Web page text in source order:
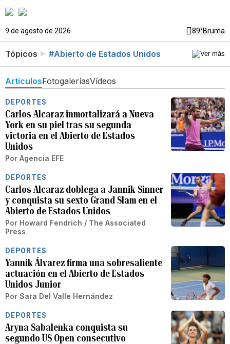
9 de agosto de 2026 89°Bruma
Tópicos #Abierto de Estados Unidos
ArtículosFotogaleríasVídeos
DEPORTES
Carlos Alcaraz inmortalizará a Nueva
York en su piel tras su segunda
victoria en el Abierto de Estados
Unidos
Por Agencia EFE
DEPORTES
Carlos Alcaraz doblega a Jannik Sinner
y conquista su sexto Grand Slam en el
Abierto de Estados Unidos
Por Howard Fendrich / The Associated
Press
DEPORTES
Yannik Álvarez firma una sobresaliente
actuación en el Abierto de Estados
Unidos Junior
Por Sara Del Valle Hernández
DEPORTES
Aryna Sabalenka conquista su
segundo US Open consecutivo